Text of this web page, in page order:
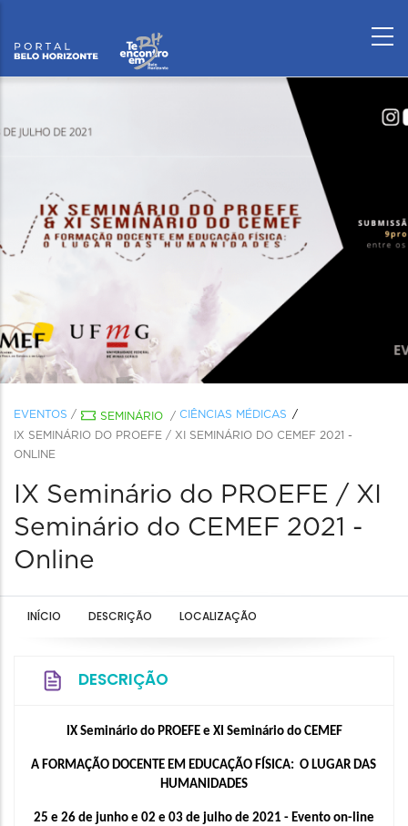
EVENTOS / SEMINÁRIO / CIÊNCIAS MÉDICAS
IX SEMINÁRIO DO PROEFE / XI SEMINÁRIO DO CEMEF 2021 -
ONLINE
IX Seminário do PROEFE / XI
Seminário do CEMEF 2021 -
Online
INÍCIO DESCRIÇÃO LOCALIZAÇÃO
DESCRIÇÃO
IX Seminário do PROEFE e XI Seminário do CEMEF
A FORMAÇÃO DOCENTE EM EDUCAÇÃO FÍSICA:  O LUGAR DAS
HUMANIDADES
25 e 26 de junho e 02 e 03 de julho de 2021 - Evento on-line